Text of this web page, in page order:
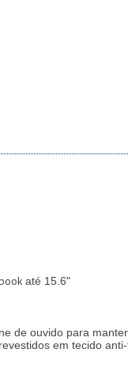
até 15.6"
de ouvido para
em tecido